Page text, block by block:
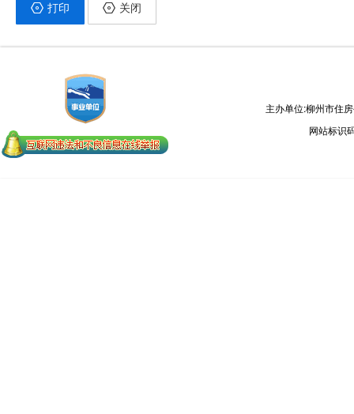
打印 关闭
主办单位:柳州市住
网站标识